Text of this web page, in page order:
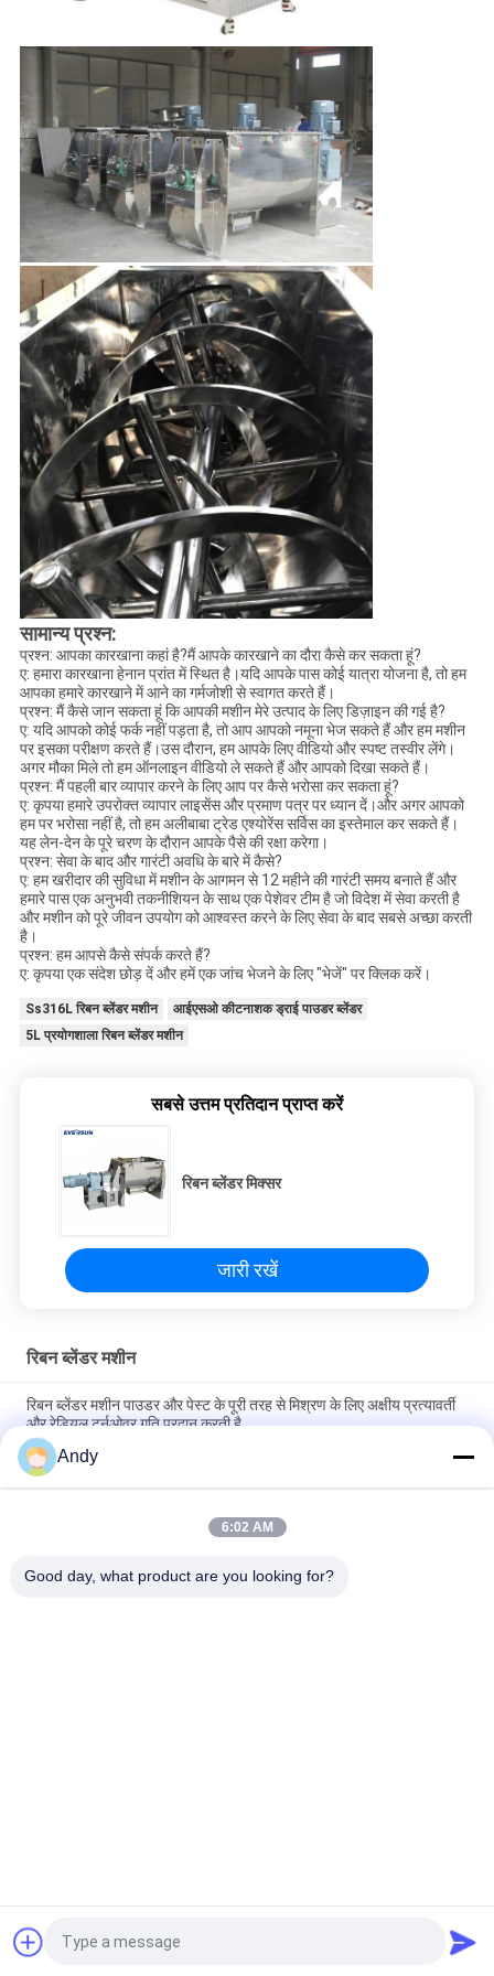
सामान्य प्रश्न:
प्रश्न: आपका कारखाना कहां है?मैं आपके कारखाने का दौरा कैसे कर सकता हूं?
ए: हमारा कारखाना हेनान प्रांत में स्थित है।यदि आपके पास कोई यात्रा योजना है, तो हम
आपका हमारे कारखाने में आने का गर्मजोशी से स्वागत करते हैं।
प्रश्न: मैं कैसे जान सकता हूं कि आपकी मशीन मेरे उत्पाद के लिए डिज़ाइन की गई है?
ए: यदि आपको कोई फर्क नहीं पड़ता है, तो आप आपको नमूना भेज सकते हैं और हम मशीन
पर इसका परीक्षण करते हैं।उस दौरान, हम आपके लिए वीडियो और स्पष्ट तस्वीर लेंगे।
अगर मौका मिले तो हम ऑनलाइन वीडियो ले सकते हैं और आपको दिखा सकते हैं।
प्रश्न: मैं पहली बार व्यापार करने के लिए आप पर कैसे भरोसा कर सकता हूं?
ए: कृपया हमारे उपरोक्त व्यापार लाइसेंस और प्रमाण पत्र पर ध्यान दें।और अगर आपको
हम पर भरोसा नहीं है, तो हम अलीबाबा ट्रेड एश्योरेंस सर्विस का इस्तेमाल कर सकते हैं।
यह लेन-देन के पूरे चरण के दौरान आपके पैसे की रक्षा करेगा।
प्रश्न: सेवा के बाद और गारंटी अवधि के बारे में कैसे?
ए: हम खरीदार की सुविधा में मशीन के आगमन से 12 महीने की गारंटी समय बनाते हैं और
हमारे पास एक अनुभवी तकनीशियन के साथ एक पेशेवर टीम है जो विदेश में सेवा करती है
और मशीन को पूरे जीवन उपयोग को आश्वस्त करने के लिए सेवा के बाद सबसे अच्छा करती
है।
प्रश्न: हम आपसे कैसे संपर्क करते हैं?
ए: कृपया एक संदेश छोड़ दें और हमें एक जांच भेजने के लिए "भेजें" पर क्लिक करें।
Ss316L रिबन ब्लेंडर मशीन
आईएसओ कीटनाशक ड्राई पाउडर ब्लेंडर
5L प्रयोगशाला रिबन ब्लेंडर मशीन
सबसे उत्तम प्रतिदान प्राप्त करें
रिबन ब्लेंडर मिक्सर
जारी रखें
रिबन ब्लेंडर मशीन
रिबन ब्लेंडर मशीन पाउडर और पेस्ट के पूरी तरह से मिश्रण के लिए अक्षीय प्रत्यावर्ती
और रेडियल टर्नओवर गति प्रदान करती है
अनुकूलन योग्य मात्रा औद्योगिक मिश्रण के लिए पीएलसी नियंत्रण प्रणाली के साथ
स्टेनलेस स्टील रिबन ब्लेंडर मशीन
रिबन ब्लेंडर मशीन कॉम्पैक्ट संरचना और सुचारू संचालन के साथ मिश्रण करने के लिए
Andy
6:02 AM
Good day, what product are you looking for?